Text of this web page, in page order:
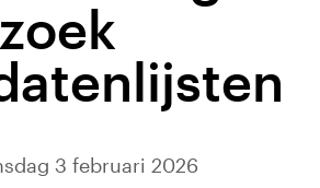
3 februari 2026